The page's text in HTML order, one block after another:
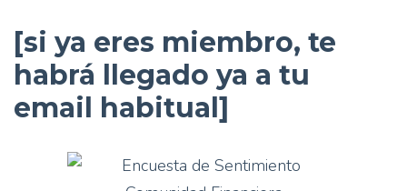
[si ya eres miembro, te
habrá llegado ya a tu
email habitual]